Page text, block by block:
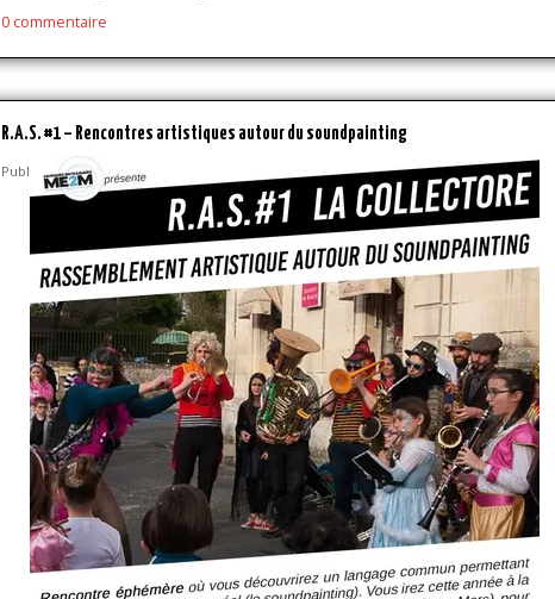
0 commentaire
R.A.S. #1 – Rencontres artistiques autour du soundpainting
Publié: 18 janvier 2018